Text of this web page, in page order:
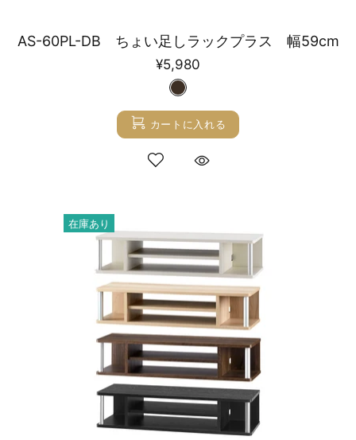
AS-60PL-DB ちょい足しラックプラス 幅59cm
¥5,980
カートに入れる
在庫あり